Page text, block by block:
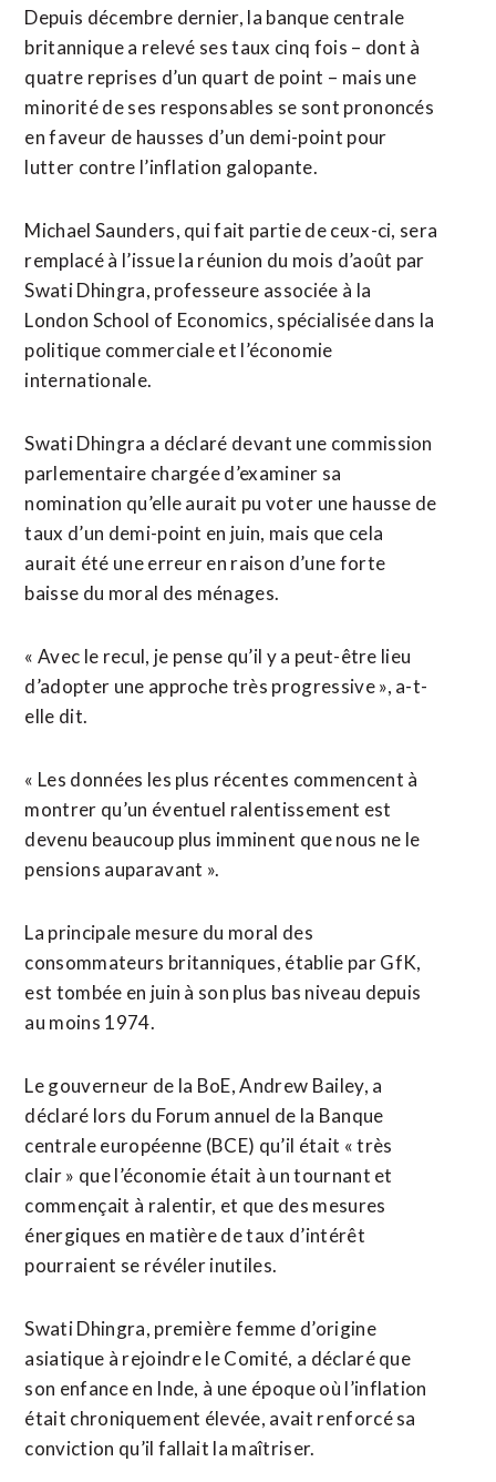
Depuis décembre dernier, la banque centrale
britannique a relevé ses taux cinq fois – dont à
quatre reprises d’un quart de point – mais une
minorité de ses responsables se sont prononcés
en faveur de hausses d’un demi-point pour
lutter contre l’inflation galopante.
Michael Saunders, qui fait partie de ceux-ci, sera
remplacé à l’issue la réunion du mois d’août par
Swati Dhingra, professeure associée à la
London School of Economics, spécialisée dans la
politique commerciale et l’économie
internationale.
Swati Dhingra a déclaré devant une commission
parlementaire chargée d’examiner sa
nomination qu’elle aurait pu voter une hausse de
taux d’un demi-point en juin, mais que cela
aurait été une erreur en raison d’une forte
baisse du moral des ménages.
« Avec le recul, je pense qu’il y a peut-être lieu
d’adopter une approche très progressive », a-t-
elle dit.
« Les données les plus récentes commencent à
montrer qu’un éventuel ralentissement est
devenu beaucoup plus imminent que nous ne le
pensions auparavant ».
La principale mesure du moral des
consommateurs britanniques, établie par GfK,
est tombée en juin à son plus bas niveau depuis
au moins 1974.
Le gouverneur de la BoE, Andrew Bailey, a
déclaré lors du Forum annuel de la Banque
centrale européenne (BCE) qu’il était « très
clair » que l’économie était à un tournant et
commençait à ralentir, et que des mesures
énergiques en matière de taux d’intérêt
pourraient se révéler inutiles.
Swati Dhingra, première femme d’origine
asiatique à rejoindre le Comité, a déclaré que
son enfance en Inde, à une époque où l’inflation
était chroniquement élevée, avait renforcé sa
conviction qu’il fallait la maîtriser.